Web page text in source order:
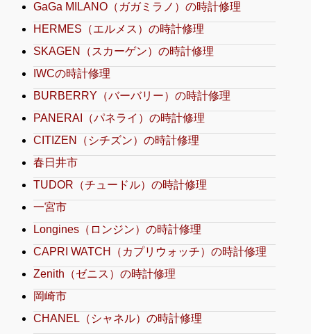
GaGa MILANO（ガガミラノ）の時計修理
HERMES（エルメス）の時計修理
SKAGEN（スカーゲン）の時計修理
IWCの時計修理
BURBERRY（バーバリー）の時計修理
PANERAI（パネライ）の時計修理
CITIZEN（シチズン）の時計修理
春日井市
TUDOR（チュードル）の時計修理
一宮市
Longines（ロンジン）の時計修理
CAPRI WATCH（カプリウォッチ）の時計修理
Zenith（ゼニス）の時計修理
岡崎市
CHANEL（シャネル）の時計修理